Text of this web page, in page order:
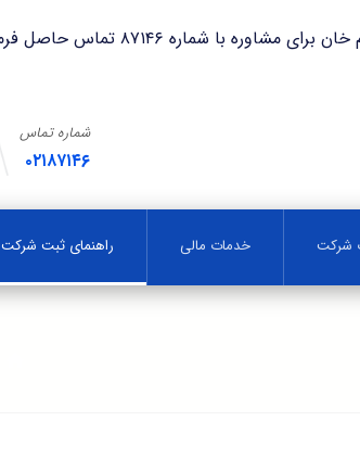
۸۷۱۴۶ تماس حاصل فرمایید.
شماره تماس
۰۲۱۸۷۱۴۶
شرکت خدمات مالی راهنمای ثبت شرکت